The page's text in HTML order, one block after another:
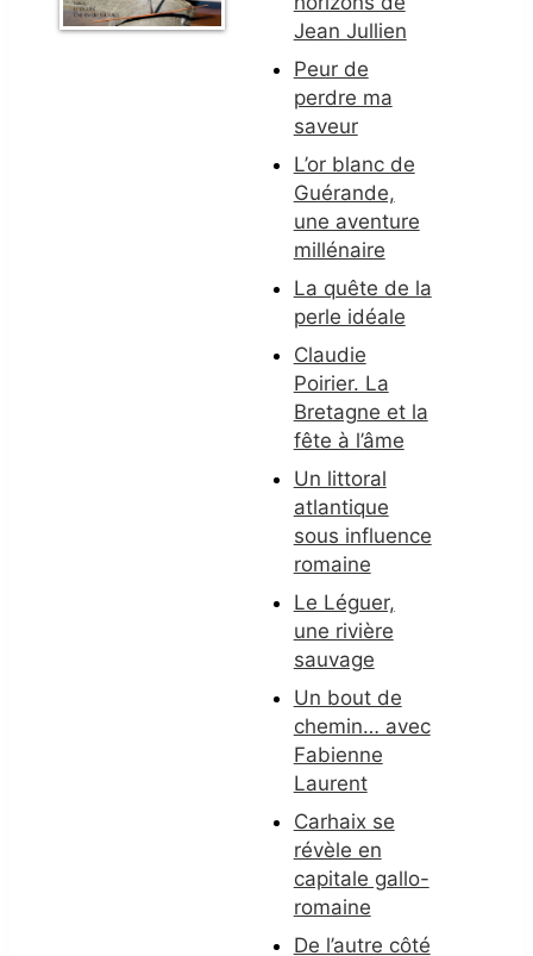
Jean Jullien
Peur de
perdre ma
saveur
L’or blanc de
Guérande,
une aventure
millénaire
La quête de la
perle idéale
Claudie
Poirier. La
Bretagne et la
fête à l’âme
Un littoral
atlantique
sous influence
romaine
Le Léguer,
une rivière
sauvage
Un bout de
chemin… avec
Fabienne
Laurent
Carhaix se
révèle en
capitale gallo-
romaine
De l’autre côté